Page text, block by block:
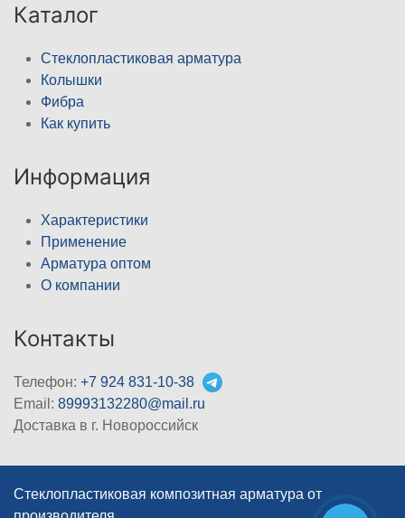
Каталог
Стеклопластиковая арматура
Колышки
Фибра
Как купить
Информация
Характеристики
Применение
Арматура оптом
О компании
Контакты
Телефон: +7 924 831-10-38
Email: 89993132280@mail.ru
Доставка в г. Новороссийск
Стеклопластиковая композитная арматура от